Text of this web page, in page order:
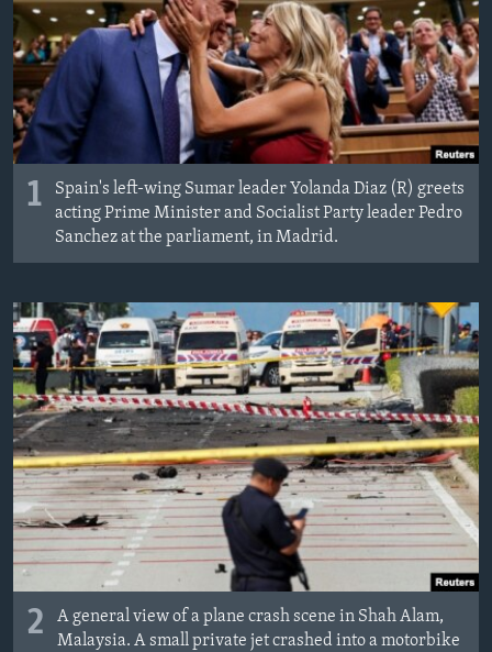
MAGAZIN
O GLASU AMERIKE
Learning English
PRATITE NAS
1
Spain's left-wing Sumar leader Yolanda Diaz (R) greets
acting Prime Minister and Socialist Party leader Pedro
Sanchez at the parliament, in Madrid.
2
A general view of a plane crash scene in Shah Alam,
Malaysia. A small private jet crashed into a motorbike